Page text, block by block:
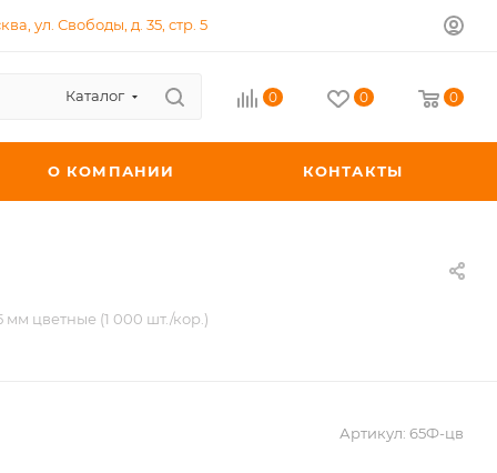
ул. Свободы, д. 35, стр. 5
Каталог 0 0 0
О КОМПАНИИ КОНТАКТЫ
мм цветные (1 000 шт./кор.)
Артикул: 65Ф-цв